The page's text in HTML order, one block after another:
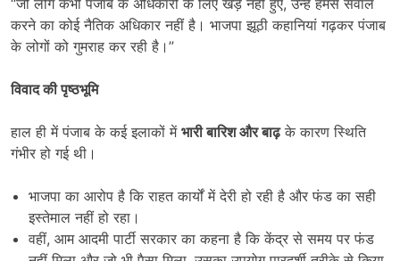
“जो लोग कभी पंजाब के अधिकारों के लिए खड़े नहीं हुए, उन्हें हमसे सवाल
करने का कोई नैतिक अधिकार नहीं है। भाजपा झूठी कहानियां गढ़कर पंजाब
के लोगों को गुमराह कर रही है।”
विवाद की पृष्ठभूमि
हाल ही में पंजाब के कई इलाकों में भारी बारिश और बाढ़के कारण स्थिति
गंभीर हो गई थी।
भाजपा का आरोप है कि राहत कार्यों में देरी हो रही है और फंड का सही
इस्तेमाल नहीं हो रहा।
वहीं, आम आदमी पार्टी सरकार का कहना है कि केंद्र से समय पर फंड